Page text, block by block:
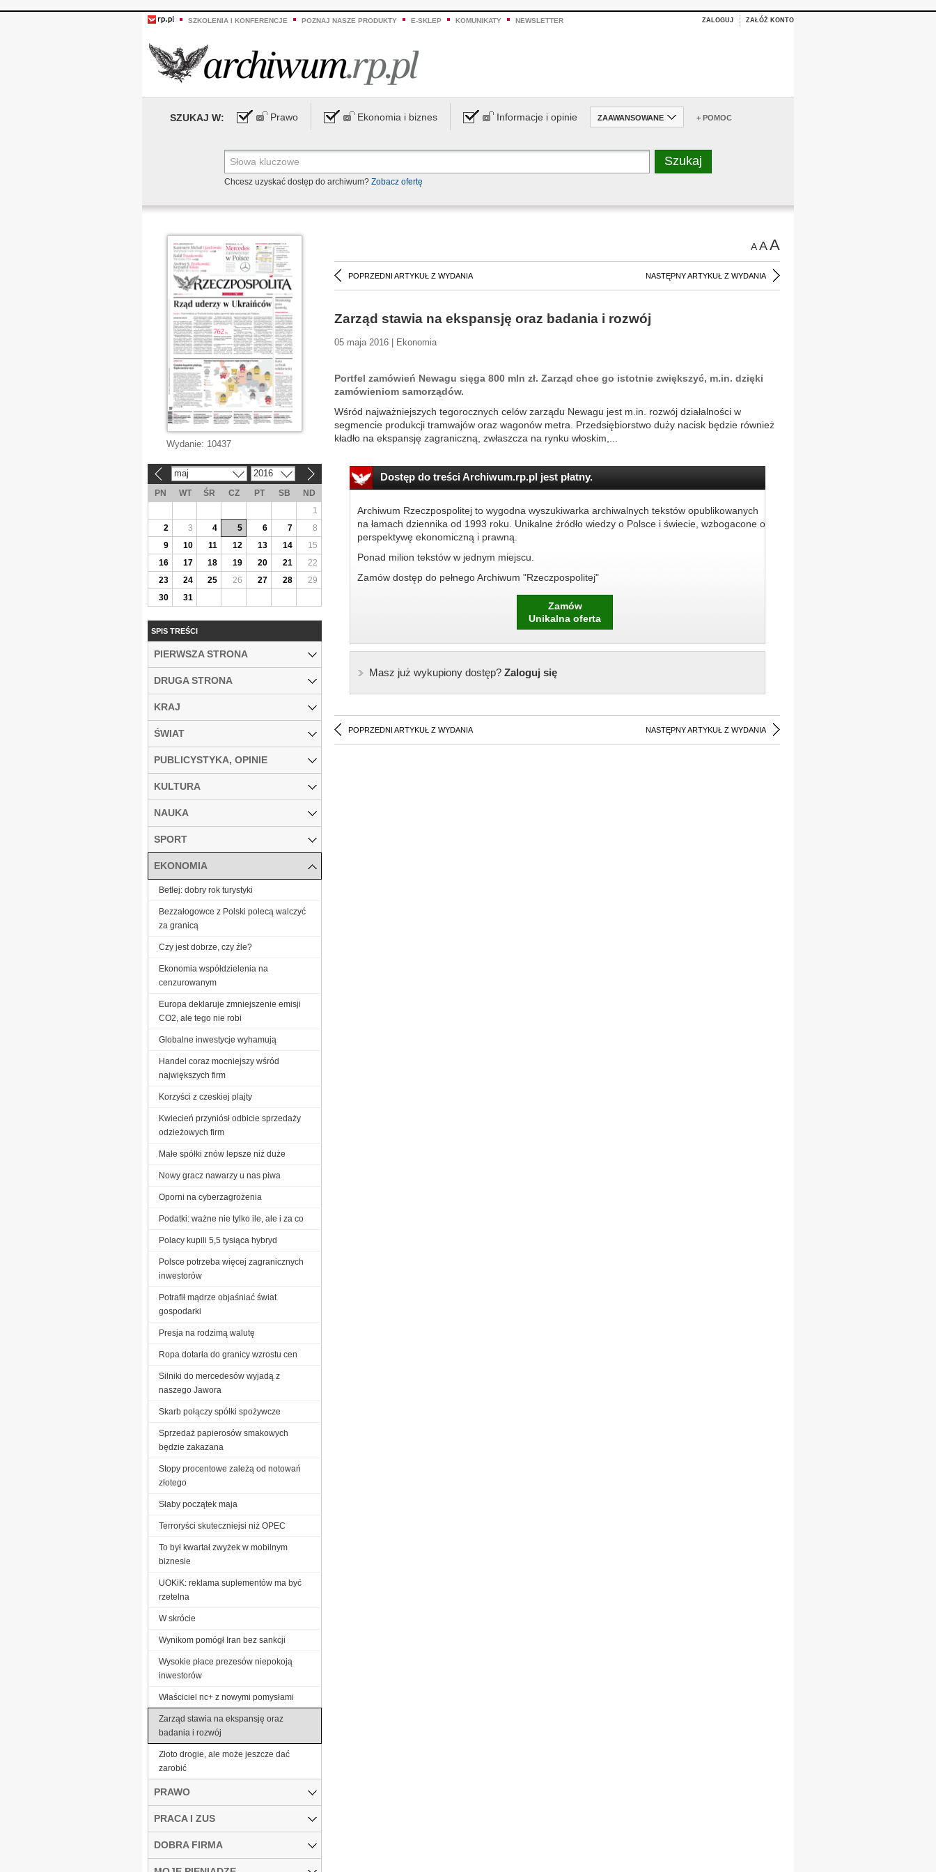
SZKOLENIA I KONFERENCJE POZNAJ NASZE PRODUKTY E-SKLEP KOMUNIKATY NEWSLETTER ZALOGUJ ZAŁÓŻ KONTO
SZUKAJ W: Prawo Ekonomia i biznes Informacje i opinie ZAAWANSOWANE + POMOC
Chcesz uzyskać dostęp do archiwum? Zobacz ofertę
AAA
POPRZEDNI ARTYKUŁ Z WYDANIA NASTĘPNY ARTYKUŁ Z WYDANIA
Zarząd stawia na ekspansję oraz badania i rozwój
05 maja 2016 | Ekonomia
Portfel zamówień Newagu sięga 800 mln zł. Zarząd chce go istotnie zwiększyć, m.in. dzięki
zamówieniom samorządów.
Wśród najważniejszych tegorocznych celów zarządu Newagu jest m.in. rozwój działalności w
segmencie produkcji tramwajów oraz wagonów metra. Przedsiębiorstwo duży nacisk będzie również
kładło na ekspansję zagraniczną, zwłaszcza na rynku włoskim,...
Dostęp do treści Archiwum.rp.pl jest płatny.
Archiwum Rzeczpospolitej to wygodna wyszukiwarka archiwalnych tekstów opublikowanych
na łamach dziennika od 1993 roku. Unikalne źródło wiedzy o Polsce i świecie, wzbogacone o
perspektywę ekonomiczną i prawną.
Ponad milion tekstów w jednym miejscu.
Zamów dostęp do pełnego Archiwum "Rzeczpospolitej"
Zamów
Unikalna oferta
Masz już wykupiony dostęp?Zaloguj się
POPRZEDNI ARTYKUŁ Z WYDANIA NASTĘPNY ARTYKUŁ Z WYDANIA
Wydanie: 10437
maj 2016
PN WT ŚR CZ PT SB
ND
1
2
3 4 5 6 7
8
9
10 11 12 13 14
15
16
17 18 19 20 21
22
23
24 25 26 27 28
29
30
31
SPIS TREŚCI
PIERWSZA STRONA
DRUGA STRONA
KRAJ
ŚWIAT
PUBLICYSTYKA, OPINIE
KULTURA
NAUKA
SPORT
EKONOMIA
Betlej: dobry rok turystyki
Bezzałogowce z Polski polecą walczyć
za granicą
Czy jest dobrze, czy źle?
Ekonomia współdzielenia na
cenzurowanym
Europa deklaruje zmniejszenie emisji
CO2, ale tego nie robi
Globalne inwestycje wyhamują
Handel coraz mocniejszy wśród
największych firm
Korzyści z czeskiej plajty
Kwiecień przyniósł odbicie sprzedaży
odzieżowych firm
Małe spółki znów lepsze niż duże
Nowy gracz nawarzy u nas piwa
Oporni na cyberzagrożenia
Podatki: ważne nie tylko ile, ale i za co
Polacy kupili 5,5 tysiąca hybryd
Polsce potrzeba więcej zagranicznych
inwestorów
Potrafił mądrze objaśniać świat
gospodarki
Presja na rodzimą walutę
Ropa dotarła do granicy wzrostu cen
Silniki do mercedesów wyjadą z
naszego Jawora
Skarb połączy spółki spożywcze
Sprzedaż papierosów smakowych
będzie zakazana
Stopy procentowe zależą od notowań
złotego
Słaby początek maja
Terroryści skuteczniejsi niż OPEC
To był kwartał zwyżek w mobilnym
biznesie
UOKiK: reklama suplementów ma być
rzetelna
W skrócie
Wynikom pomógł Iran bez sankcji
Wysokie płace prezesów niepokoją
inwestorów
Właściciel nc+ z nowymi pomysłami
Zarząd stawia na ekspansję oraz
badania i rozwój
Złoto drogie, ale może jeszcze dać
zarobić
PRAWO
PRACA I ZUS
DOBRA FIRMA